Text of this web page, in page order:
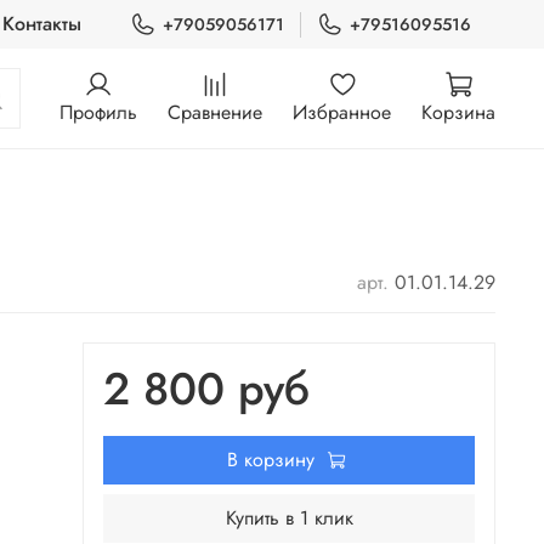
Контакты +79059056171 +79516095516
Профиль Сравнение Избранное Корзина
арт. 01.01.14.29
2 800 руб
В корзину
Купить в 1 клик